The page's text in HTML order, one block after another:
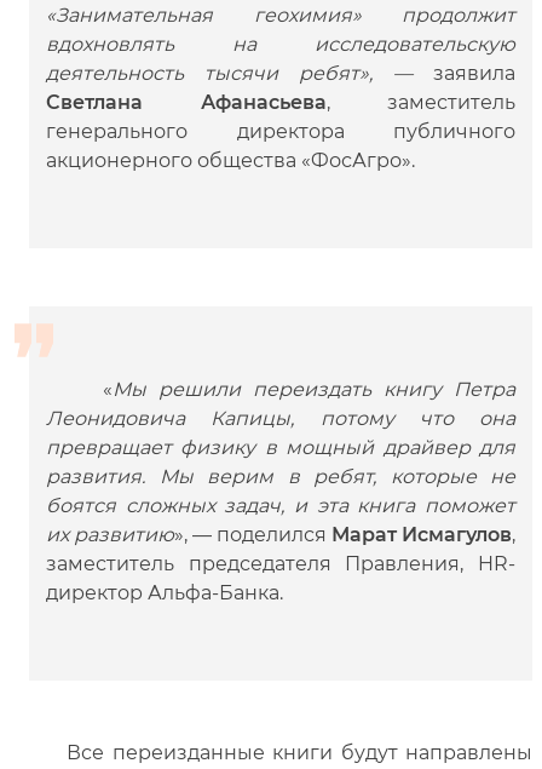
«Занимательная геохимия» продолжит
вдохновлять на исследовательскую
деятельность тысячи ребят», — заявила
Светлана Афанасьева, заместитель
генерального директора публичного
акционерного общества «ФосАгро».
«Мы решили переиздать книгу Петра
Леонидовича Капицы, потому что она
превращает физику в мощный драйвер для
развития. Мы верим в ребят, которые не
боятся сложных задач, и эта книга поможет
их развитию», — поделился Марат Исмагулов,
заместитель председателя Правления, HR-
директор Альфа-Банка.
Все переизданные книги будут направлены